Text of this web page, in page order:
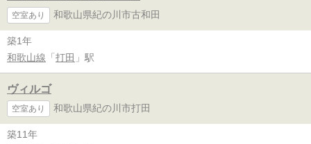
空室あり 和歌山県紀の川市古和田
築1年
和歌山線 「 打田 」駅
ヴィルゴ
空室あり 和歌山県紀の川市打田
築11年